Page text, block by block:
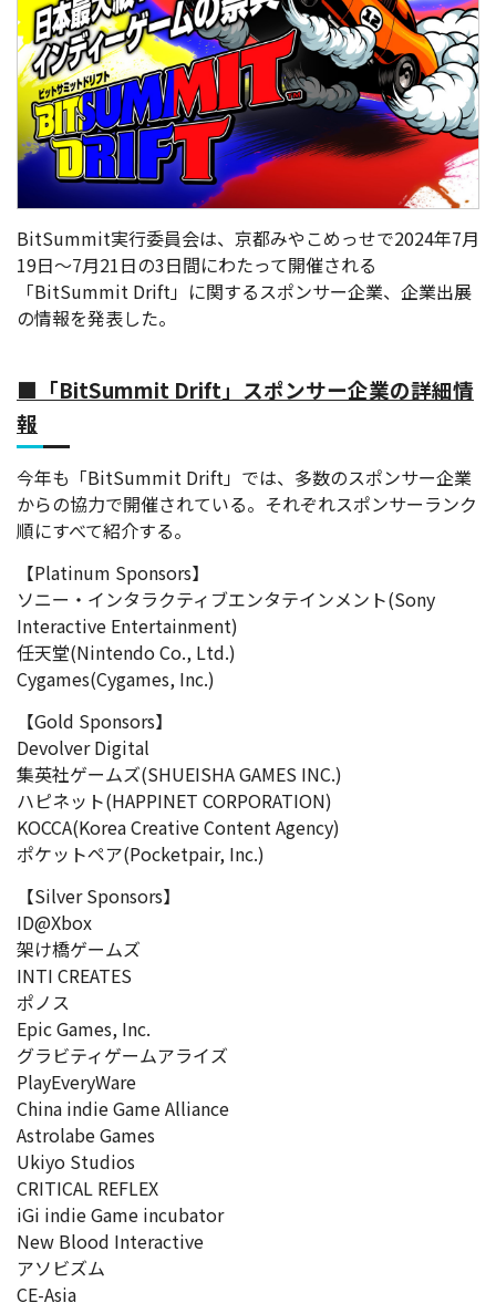
BitSummit実行委員会は、京都みやこめっせで2024年7月
19日～7月21日の3日間にわたって開催される
「BitSummit Drift」に関するスポンサー企業、企業出展
の情報を発表した。
■「BitSummit Drift」スポンサー企業の詳細情
報
今年も「BitSummit Drift」では、多数のスポンサー企業
からの協力で開催されている。それぞれスポンサーランク
順にすべて紹介する。
【Platinum Sponsors】
ソニー・インタラクティブエンタテインメント(Sony
Interactive Entertainment)
任天堂(Nintendo Co., Ltd.)
Cygames(Cygames, Inc.)
【Gold Sponsors】
Devolver Digital
集英社ゲームズ(SHUEISHA GAMES INC.)
ハピネット(HAPPINET CORPORATION)
KOCCA(Korea Creative Content Agency)
ポケットペア(Pocketpair, Inc.)
【Silver Sponsors】
ID@Xbox
架け橋ゲームズ
INTI CREATES
ポノス
Epic Games, Inc.
グラビティゲームアライズ
PlayEveryWare
China indie Game Alliance
Astrolabe Games
Ukiyo Studios
CRITICAL REFLEX
iGi indie Game incubator
New Blood Interactive
アソビズム
CE-Asia